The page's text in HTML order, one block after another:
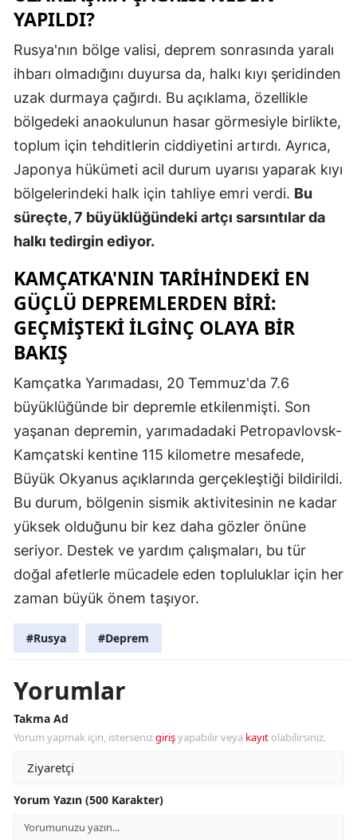
YAPILDI?
Rusya'nın bölge valisi, deprem sonrasında yaralı
ihbarı olmadığını duyursa da, halkı kıyı şeridinden
uzak durmaya çağırdı. Bu açıklama, özellikle
bölgedeki anaokulunun hasar görmesiyle birlikte,
toplum için tehditlerin ciddiyetini artırdı. Ayrıca,
Japonya hükümeti acil durum uyarısı yaparak kıyı
bölgelerindeki halk için tahliye emri verdi. Bu
süreçte, 7 büyüklüğündeki artçı sarsıntılar da
halkı tedirgin ediyor.
KAMÇATKA'NIN TARIHINDEKI EN
GÜÇLÜ DEPREMLERDEN BIRI:
GEÇMIŞTEKI İLGINÇ OLAYA BIR
BAKIŞ
Kamçatka Yarımadası, 20 Temmuz'da 7.6
büyüklüğünde bir depremle etkilenmişti. Son
yaşanan depremin, yarımadadaki Petropavlovsk-
Kamçatski kentine 115 kilometre mesafede,
Büyük Okyanus açıklarında gerçekleştiği bildirildi.
Bu durum, bölgenin sismik aktivitesinin ne kadar
yüksek olduğunu bir kez daha gözler önüne
seriyor. Destek ve yardım çalışmaları, bu tür
doğal afetlerle mücadele eden topluluklar için her
zaman büyük önem taşıyor.
#Rusya #Deprem
Yorumlar
Takma Ad
Yorum yapmak için, istersenizgirişyapabilir veya kayıt olabilirsiniz.
Yorum Yazın (500 Karakter)